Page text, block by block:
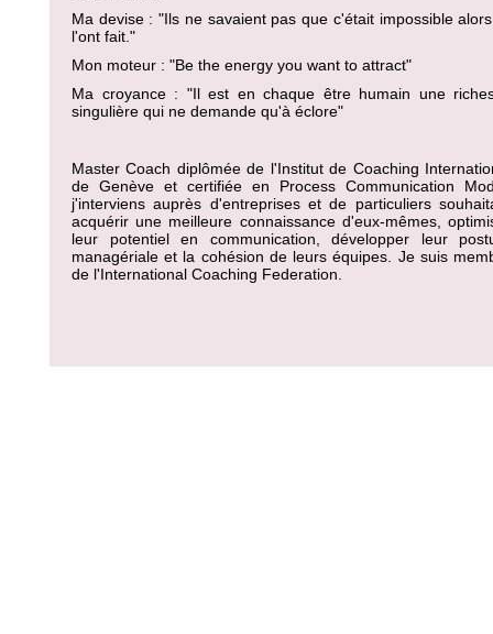
Ma devise : "Ils ne savaient pas que c'était impossible
l'ont fait."
Mon moteur : "Be the energy you want to attract"
Ma croyance : "Il est en chaque être humain une
singulière qui ne demande qu'à éclore"
Master Coach diplômée de l'Institut de Coaching
de Genève et certifiée en Process Communication
j'interviens auprès d'entreprises et de particuliers
acquérir une meilleure connaissance d'eux-mêmes,
leur potentiel en communication, développer leur
managériale et la cohésion de leurs équipes. Je suis
de l'International Coaching Federation.